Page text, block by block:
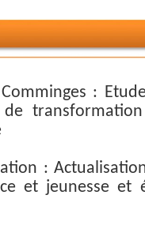
:
:
et jeunesse et